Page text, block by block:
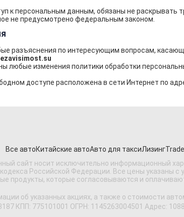
к персональным данным, обязаны не раскрывать
не предусмотрено федеральным законом.
разъяснения по интересующим вопросам,
любые изменения политики обработки
доступе расположена в сети Интернет по
Все автоКитайские автоАвто для таксиЛизинг
сайт носит исключительно информационный
Российской Федерации. Все цены указаны с
продукты, которые согласовываются и
об указанных акциях, а также о стоимости
775101001 ОГРН: 1145263004501 Адрес: